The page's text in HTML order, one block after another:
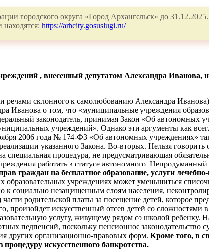
городского округа «Город Архангельск» до 31.12.2025.
https://arhcity.gosuslugi.ru/
, внесенный депутатом Александра Иванова,
речами склонного к самолюбованию Александра
Иванова о том, что «муниципальные учреждения
законодатель, принимая Закон «Об автономных
учреждений». Однако эти аргументы как
2006 года № 174-ФЗ «Об автономных учреждениях»
указанного Закона. Во-вторых. Нельзя говорить
процедура, не предусматривающая
работать в статусе автономного.
граждан на бесплатное образование, услуги
учреждениях может уменьшиться
к социально незащищенным слоям населения,
родительской платы за посещение детей, которое
искусственный отсев детей со сложностями
услугу, живущему рядом со школой ребенку.
педпенсий, поскольку пенсионное законодательство
других организационно-правовых форм. Кроме того, в
искусственного банкротства.